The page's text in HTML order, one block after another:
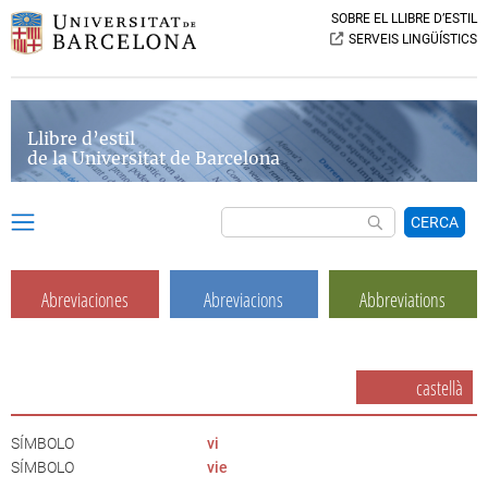
SOBRE EL LLIBRE D’ESTIL
SERVEIS LINGÜÍSTICS
Llibre d’estil
de la Universitat de Barcelona
CERCA
Abreviaciones Abreviacions Abbreviations
castellà
SÍMBOLO
vi
SÍMBOLO
vie